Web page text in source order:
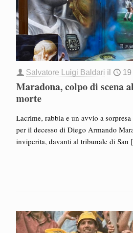
Salvatore Luigi Baldari il
Maradona, colpo di scena
morte
Lacrime, rabbia e un avvio a
per il decesso di Diego Armando
inviperita, davanti al tribunale di San